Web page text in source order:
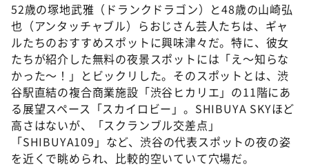
52歳の塚地武雅（ドランクドラゴン）と48歳の山崎弘
也（アンタッチャブル）らおじさん芸人たちは、ギャ
ルたちのおすすめスポットに興味津々だ。特に、彼女
たちが紹介した無料の夜景スポットには「え～知らな
かった～！」とビックリした。そのスポットとは、渋
谷駅直結の複合商業施設「渋谷ヒカリエ」の11階にあ
る展望スペース「スカイロビー」。SHIBUYA SKYほど
高さはないが、「スクランブル交差点」
「SHIBUYA109」など、渋谷の代表スポットの夜の姿
を近くで眺められ、比較的空いていて穴場だ。